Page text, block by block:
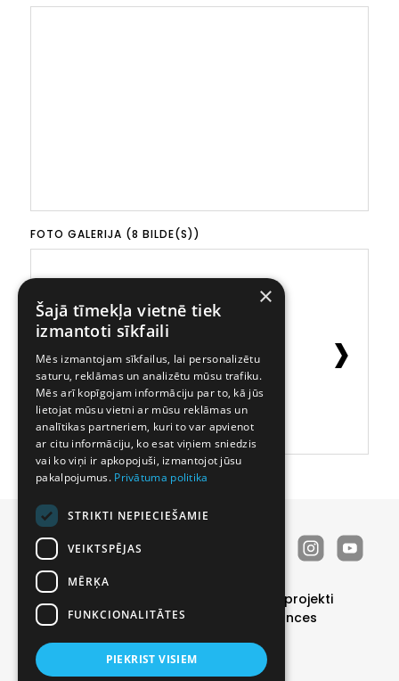
FOTO GALERIJA (8 BILDE(S))
‹ ›
Durvis
Realizētie projekti
Katalogs
Par mums
Vakances
Privātuma politika|Sīkdatņu politika
×
Šajā tīmekļa vietnē tiek
izmantoti sīkfaili
Mēs izmantojam sīkfailus, lai personalizētu
saturu, reklāmas un analizētu mūsu trafiku.
Mēs arī kopīgojam informāciju par to, kā jūs
lietojat mūsu vietni ar mūsu reklāmas un
analītikas partneriem, kuri to var apvienot
ar citu informāciju, ko esat viņiem sniedzis
vai ko viņi ir apkopojuši, izmantojot jūsu
pakalpojumus. Privātuma politika
STRIKTI NEPIECIEŠAMIE
VEIKTSPĒJAS
MĒRĶA
FUNKCIONALITĀTES
PIEKRIST VISIEM